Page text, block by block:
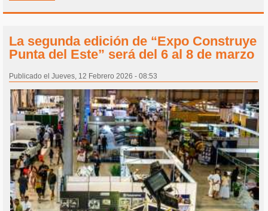
La segunda edición de “Expo Construye
Punta del Este” será del 6 al 8 de marzo
Publicado el Jueves, 12 Febrero 2026 - 08:53